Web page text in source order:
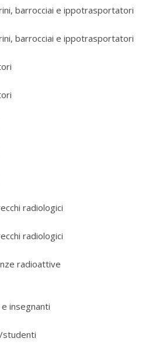
barrocciai e ippotrasportatori
barrocciai e ippotrasportatori
radiologici
radiologici
radioattive
insegnanti
studenti